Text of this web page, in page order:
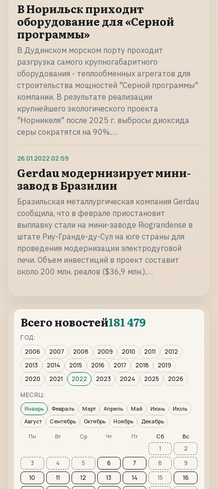
В Норильск приходит
оборудование для «Серной
программы»
В Дудинском морском порту проходит
разгрузка самого крупногабаритного
оборудования - теплообменных агрегатов для
строительства мощностей "Серной программы"
компании. В результате реализации
крупнейшего экологического проекта
"Норникеля" после 2025 г. выбросы диоксида
серы сократятся на 90%.…
26.01.2022 02:59
Gerdau модернизирует мини-
завод в Бразилии
Бразильская металлургическая компания Gerdau
сообщила, что в феврале приостановит
выплавку стали на мини-заводе Riograndense в
штате Риу-Гранде-ду-Сул на юге страны для
проведения модернизации электродуговой
печи. Объем инвестиций в проект составит
около 200 млн. реалов ($36,9 млн.).…
Всего новостей181 479
ГОД:
2006
2007 2008 2009 2010 2011
2012
2013
2014 2015 2016 2017 2018
2019
2020
2021 2022 2023 2024 2025
2026
МЕСЯЦ:
Январь Февраль Март Апрель Май Июнь
Июль
Август
Сентябрь Октябрь Ноябрь Декабрь
Пн Вт Ср Чт Пт Сб Вс
1
2
3
4 5 6 7 8
9
10
11 12 13 14 15
16